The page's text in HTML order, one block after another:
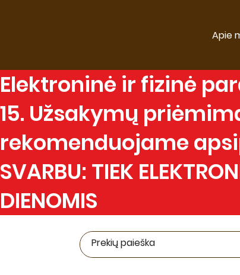
Apie
Elektroninė ir fizinė
15. Užsakymų
rekomenduojame
SVARBU: TIEK
DIENOMIS